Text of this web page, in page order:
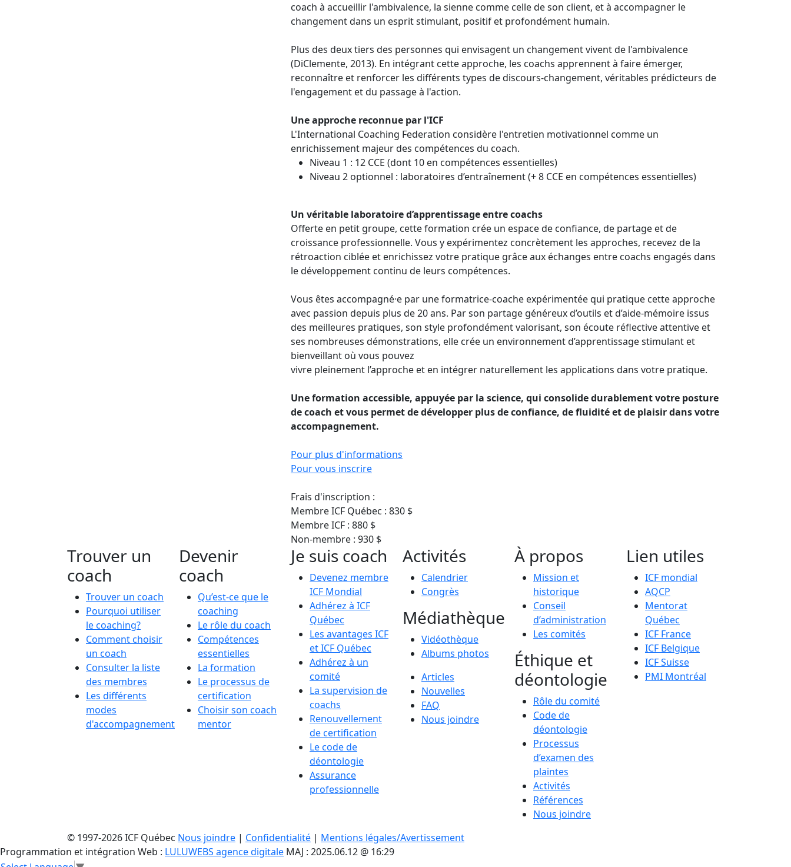
coach à accueillir l'ambivalence, la sienne comme celle de son client, et à accompagner le
changement dans un esprit stimulant, positif et profondément humain.
Plus des deux tiers des personnes qui envisagent un changement vivent de l'ambivalence
(DiClemente, 2013). En intégrant cette approche, les coachs apprennent à faire émerger,
reconnaître et renforcer les différents types de discours-changement, véritables prédicteurs de
l'engagement et du passage à l'action.
Une approche reconnue par l'ICF
L'International Coaching Federation considère l'entretien motivationnel comme un
enrichissement majeur des compétences du coach.
Niveau 1 : 12 CCE (dont 10 en compétences essentielles)
Niveau 2 optionnel : laboratoires d’entraînement (+ 8 CCE en compétences essentielles)
Un véritable laboratoire d’apprentissage entre coachs
Offerte en petit groupe, cette formation crée un espace de confiance, de partage et de
croissance professionnelle. Vous y expérimentez concrètement les approches, recevez de la
rétroaction ciblée et enrichissez votre pratique grâce aux échanges entre coachs engagés dans
le développement continu de leurs compétences.
Vous êtes accompagné·e par une formatrice-coache expérimentée qui pratique cette approche
avec passion depuis plus de 20 ans. Par son partage généreux d’outils et d’aide-mémoire issus
des meilleures pratiques, son style profondément valorisant, son écoute réflective attentive et
ses nombreuses démonstrations, elle crée un environnement d’apprentissage stimulant et
bienveillant où vous pouvez
vivre pleinement l’approche et en intégrer naturellement les applications dans votre pratique.
Une formation accessible, appuyée par la science, qui consolide durablement votre posture
de coach et vous permet de développer plus de confiance, de fluidité et de plaisir dans votre
accompagnement.
Pour plus d'informations
Pour vous inscrire
Frais d'inscription :
Membre ICF Québec : 830 $
Membre ICF : 880 $
Non-membre : 930 $
Trouver un
coach
Trouver un coach
Pourquoi utiliser
le coaching?
Comment choisir
un coach
Consulter la liste
des membres
Les différents
modes
d'accompagnement
Devenir
coach
Qu’est-ce que le
coaching
Le rôle du coach
Compétences
essentielles
La formation
Le processus de
certification
Choisir son coach
mentor
Je suis coach
Devenez membre
ICF Mondial
Adhérez à ICF
Québec
Les avantages ICF
et ICF Québec
Adhérez à un
comité
La supervision de
coachs
Renouvellement
de certification
Le code de
déontologie
Assurance
professionnelle
Activités
Calendrier
Congrès
Médiathèque
Vidéothèque
Albums photos
Articles
Nouvelles
FAQ
Nous joindre
À propos
Mission et
historique
Conseil
d’administration
Les comités
Éthique et
déontologie
Rôle du comité
Code de
déontologie
Processus
d’examen des
plaintes
Activités
Références
Nous joindre
Lien utiles
ICF mondial
AQCP
Mentorat
Québec
ICF France
ICF Belgique
ICF Suisse
PMI Montréal
© 1997-2026 ICF Québec Nous joindre | Confidentialité | Mentions légales/Avertissement
Programmation et intégration Web : LULUWEBS agence digitale MAJ : 2025.06.12 @ 16:29